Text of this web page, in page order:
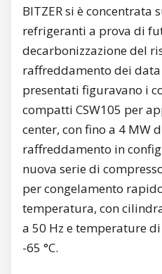
BITZER si è concentrata
refrigeranti a prova di
decarbonizzazione del
raffreddamento dei
presentati figuravano i
compatti CSW105 per
center, con fino a 4 MW
raffreddamento in
nuova serie di
per congelamento
temperatura, con
a 50 Hz e temperature
-65 °C.